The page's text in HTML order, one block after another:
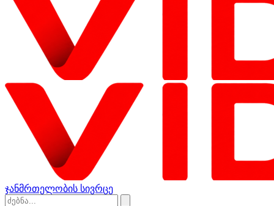
ჯანმრთელობის სივრცე